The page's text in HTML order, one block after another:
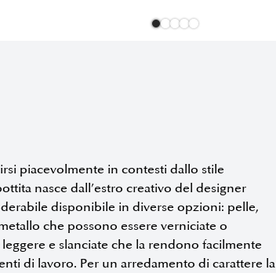
piacevolmente in contesti dallo stile
nasce dall’estro creativo del designer
disponibile in diverse opzioni: pelle,
che possono essere verniciate o
e slanciate che la rendono facilmente
di lavoro. Per un arredamento di carattere la